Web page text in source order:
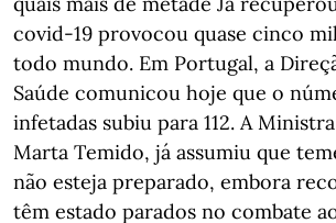
covid-19 provocou quase cinco
todo mundo. Em Portugal, a
Saúde comunicou hoje que o
infetadas subiu para 112. A
Marta Temido, já assumiu que
não esteja preparado, embora
têm estado parados no combate